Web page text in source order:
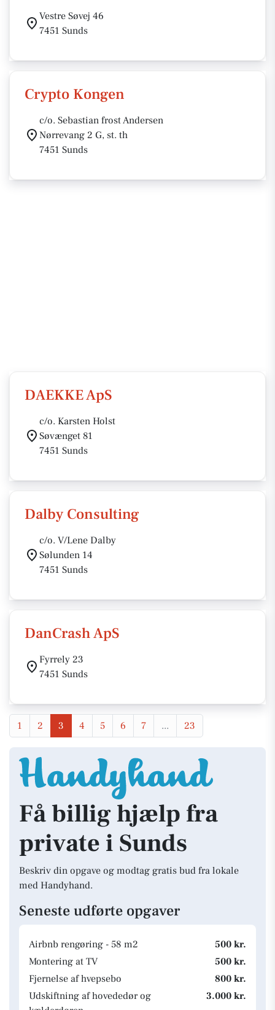
Vestre Søvej 46
7451 Sunds
Crypto Kongen
c/o. Sebastian frost Andersen
Nørrevang 2 G, st. th
7451 Sunds
DAEKKE ApS
c/o. Karsten Holst
Søvænget 81
7451 Sunds
Dalby Consulting
c/o. V/Lene Dalby
Sølunden 14
7451 Sunds
DanCrash ApS
Fyrrely 23
7451 Sunds
1 2 3 4 5 6 7 ... 23
Få billig hjælp fra
private i Sunds
Beskriv din opgave og modtag gratis bud fra lokale
med Handyhand.
Seneste udførte opgaver
Airbnb rengøring - 58 m2
500 kr.
Montering at TV
500 kr.
Fjernelse af hvepsebo
800 kr.
Udskiftning af hovededør og
3.000 kr.